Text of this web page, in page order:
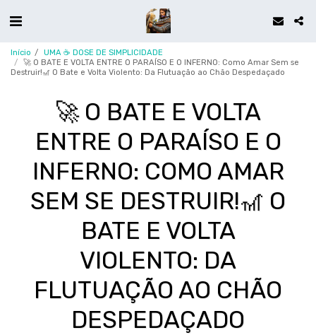
Início
UMA ☕ DOSE DE SIMPLICIDADE
🚀 O BATE E VOLTA ENTRE O PARAÍSO E O INFERNO: Como Amar Sem se
Destruir!​🎢 O Bate e Volta Violento: Da Flutuação ao Chão Despedaçado
🚀 O BATE E VOLTA
ENTRE O PARAÍSO E O
INFERNO: COMO AMAR
SEM SE DESTRUIR!​🎢 O
BATE E VOLTA
VIOLENTO: DA
FLUTUAÇÃO AO CHÃO
DESPEDAÇADO